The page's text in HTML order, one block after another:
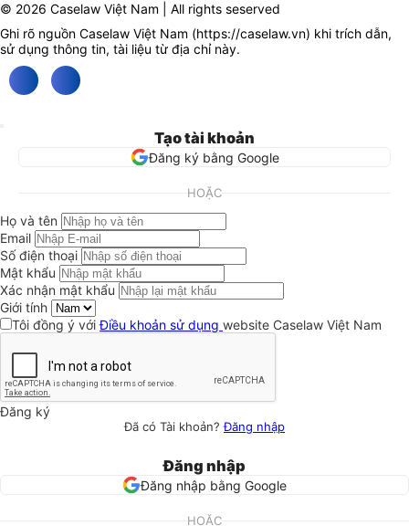
© 2026 Caselaw Việt Nam | All rights seserved
Ghi rõ nguồn Caselaw Việt Nam (https://caselaw.vn) khi trích dẫn,
sử dụng thông tin, tài liệu từ địa chỉ này.
Tạo tài khoản
Đăng ký bằng Google
HOẶC
Họ và tên
Email
Số điện thoại
Mật khẩu
Xác nhận mật khẩu
Giới tính
Tôi đồng ý vớiĐiều khoản sử dụng website Caselaw Việt Nam
Đăng ký
Đã có Tài khoản?Đăng nhập
Đăng nhập
Đăng nhập bằng Google
HOẶC